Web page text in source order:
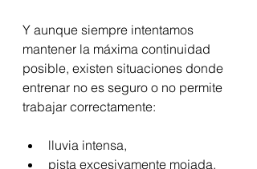
Y aunque siempre intentamos
mantener la máxima continuidad
posible, existen situaciones donde
entrenar no es seguro o no permite
trabajar correctamente:
lluvia intensa,
pista excesivamente mojada,